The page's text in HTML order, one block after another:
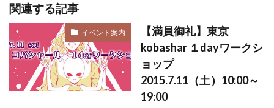
関連する記事
イベント案内
【満員御礼】東京
kobashar １dayワークシ
ョップ
2015.7.11（土）10:00～
19:00